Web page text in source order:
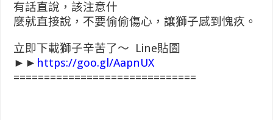
有話直說，該注意什
麼就直接說，不要偷偷傷心，讓獅子感到愧疚。
立即下載獅子辛苦了～ Line貼圖
►► https://goo.gl/AapnUX
==============================